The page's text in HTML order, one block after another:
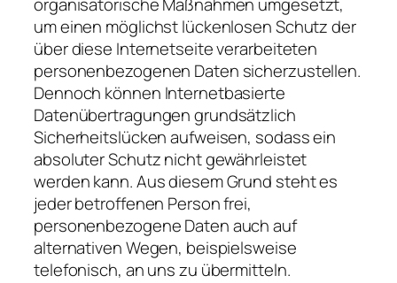
um einen möglichst lückenlosen Schutz der
über diese Internetseite verarbeiteten
personenbezogenen Daten sicherzustellen.
Dennoch können Internetbasierte
Datenübertragungen grundsätzlich
Sicherheitslücken aufweisen, sodass ein
absoluter Schutz nicht gewährleistet
werden kann. Aus diesem Grund steht es
jeder betroffenen Person frei,
personenbezogene Daten auch auf
alternativen Wegen, beispielsweise
telefonisch, an uns zu übermitteln.